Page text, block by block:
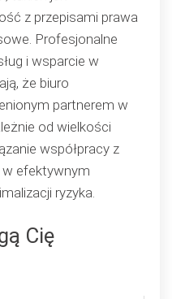
z przepisami prawa
Profesjonalne
i wsparcie w
że biuro
partnerem w
od wielkości
współpracy z
efektywnym
ryzyka.
Cię